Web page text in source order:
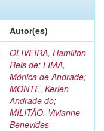
Autor(es)
OLIVEIRA, Hamilton
Reis de; LIMA,
Mônica de Andrade;
MONTE, Kerlen
Andrade do;
MILITÃO, Vivianne
Benevides